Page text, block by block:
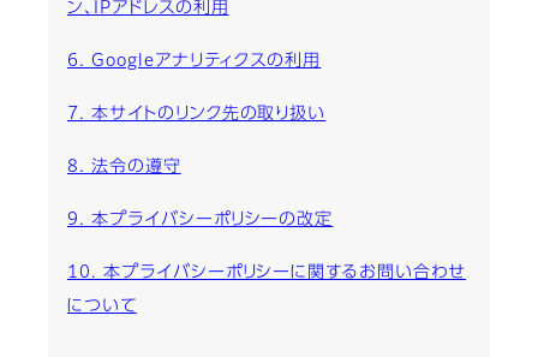
ン、IPアドレスの利用
6. Googleアナリティクスの利用
7. 本サイトのリンク先の取り扱い
8. 法令の遵守
9. 本プライバシーポリシーの改定
10. 本プライバシーポリシーに関するお問い合わせ
について